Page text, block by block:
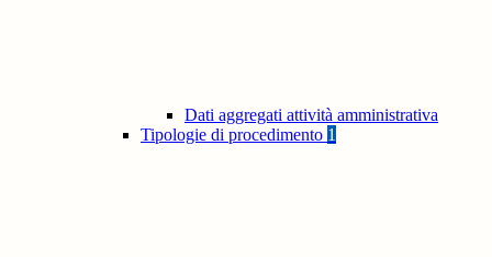
Dati aggregati attività amministrativa
Tipologie di procedimento 1